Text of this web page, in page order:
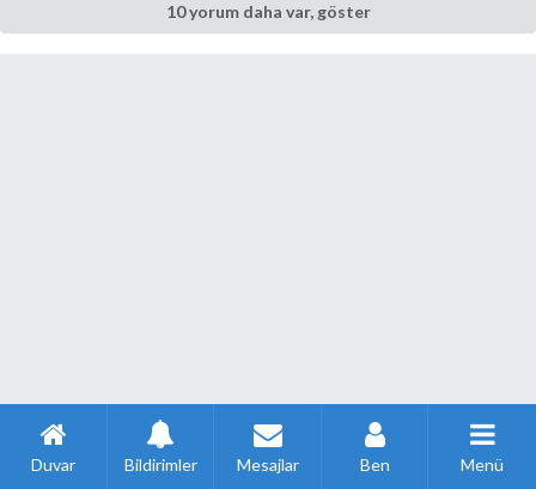
10 yorum daha var, göster
Duvar Bildirimler Mesajlar Ben Menü